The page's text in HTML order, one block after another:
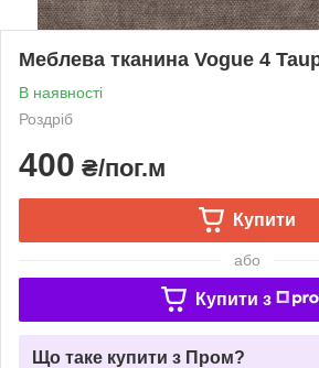
Меблева тканина Vogue 4
В наявності
Роздріб
400 ₴/пог.м
Купити
або
Купити з
Що таке купити з Пром?